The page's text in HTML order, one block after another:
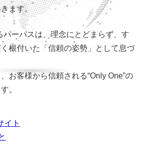
ます。
パーパスは、理念にとどまらず、す
根付いた
「信頼の姿勢」として息づ
お客様から信頼される“Only One”の
。
イト